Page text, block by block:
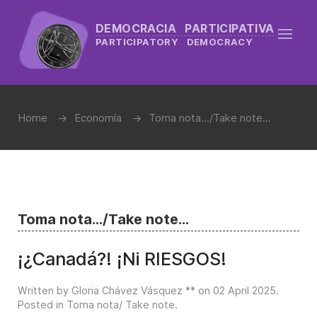
DEMOCRACIA PARTICIPATIVA
PARTICIPATORY DEMOCRACY
Home Economía Toma nota.../Take note...
Toma nota.../Take note...
¡¿Canadá?! ¡Ni RIESGOS!
Written by Gloria Chávez Vásquez ** on 02 April 2025.
Posted in Toma nota/ Take note.